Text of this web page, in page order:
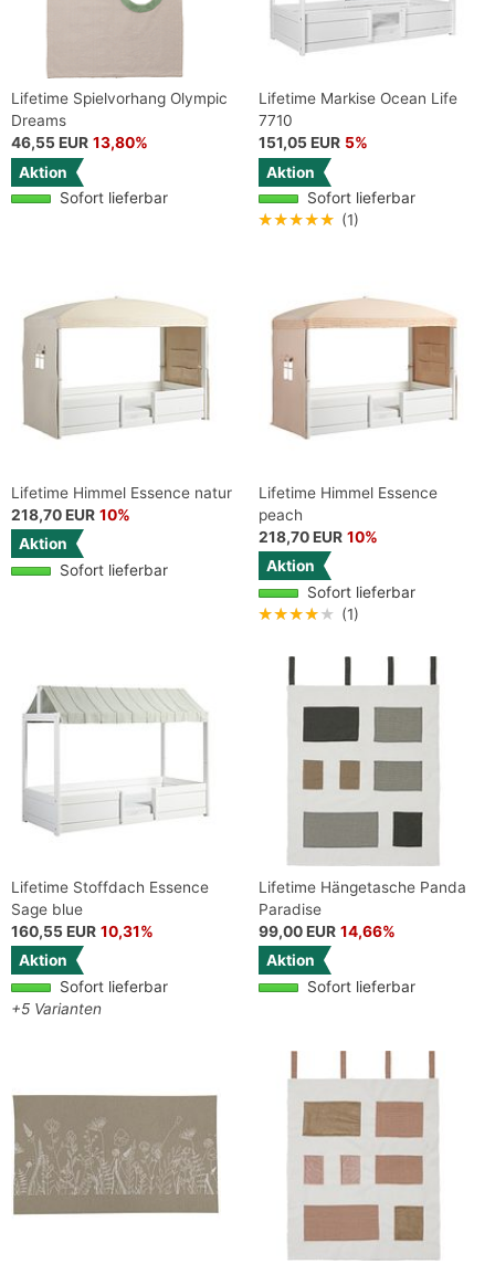
Lifetime Spielvorhang Olympic
Dreams
46,55 EUR 13,80%
Aktion
Sofort lieferbar
Lifetime Markise Ocean Life
7710
151,05 EUR 5%
Aktion
Sofort lieferbar
★★★★★ (1)
Lifetime Himmel Essence natur
218,70 EUR 10%
Aktion
Sofort lieferbar
Lifetime Himmel Essence
peach
218,70 EUR 10%
Aktion
Sofort lieferbar
★★★★★ (1)
Lifetime Stoffdach Essence
Sage blue
160,55 EUR 10,31%
Aktion
Sofort lieferbar
+5 Varianten
Lifetime Hängetasche Panda
Paradise
99,00 EUR 14,66%
Aktion
Sofort lieferbar